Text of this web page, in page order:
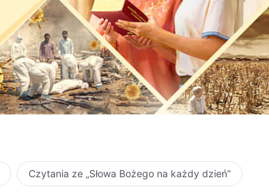
Czytania ze „Słowa Bożego na każdy dzień”